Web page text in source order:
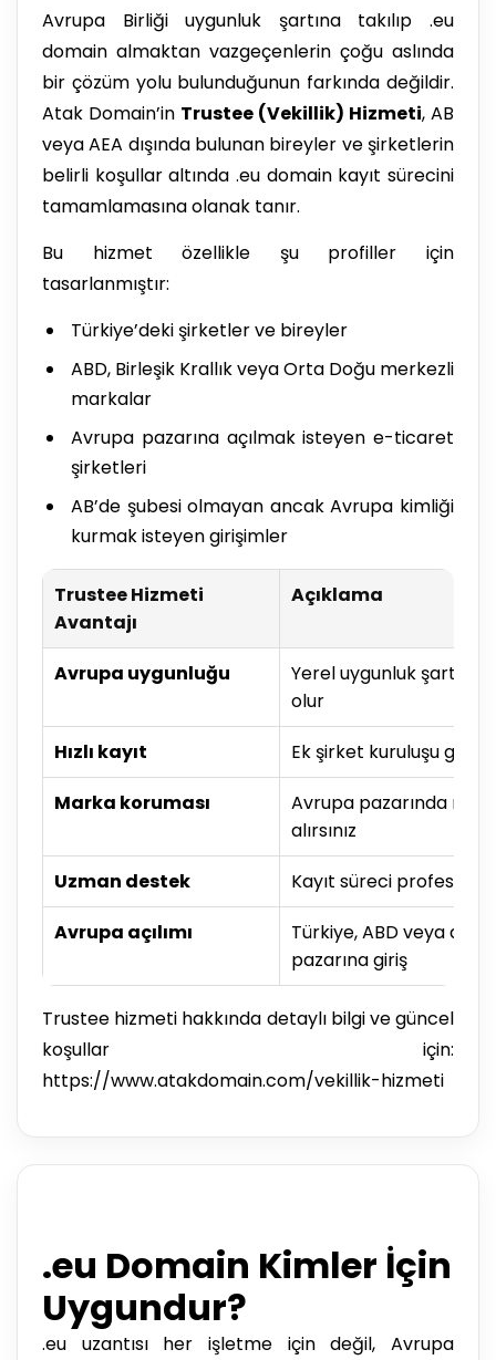
Avrupa Birliği uygunluk şartına takılıp .eu
domain almaktan vazgeçenlerin çoğu aslında
bir çözüm yolu bulunduğunun farkında değildir.
Atak Domain’in Trustee (Vekillik) Hizmeti, AB
veya AEA dışında bulunan bireyler ve şirketlerin
belirli koşullar altında .eu domain kayıt sürecini
tamamlamasına olanak tanır.
Bu hizmet özellikle şu profiller için
tasarlanmıştır:
Türkiye’deki şirketler ve bireyler
ABD, Birleşik Krallık veya Orta Doğu merkezli
markalar
Avrupa pazarına açılmak isteyen e-ticaret
şirketleri
AB’de şubesi olmayan ancak Avrupa kimliği
kurmak isteyen girişimler
Trustee Hizmeti
Avantajı
Açıklama
Avrupa uygunluğu
Yerel uygunluk şartının
olur
Hızlı kayıt
Ek şirket kuruluşu
Marka koruması
Avrupa pazarında
alırsınız
Uzman destek
Kayıt süreci
Avrupa açılımı
Türkiye, ABD veya
pazarına giriş
Trustee hizmeti hakkında detaylı bilgi ve güncel
koşullar için:
https://www.atakdomain.com/vekillik-hizmeti
.eu Domain Kimler İçin
Uygundur?
.eu uzantısı her işletme için değil, Avrupa